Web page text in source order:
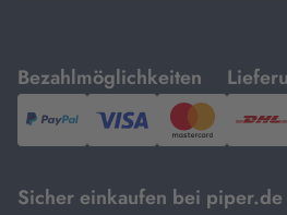
Bezahlmöglichkeiten
mit
PayPal,Visa
und
mit
Sicher einkaufen bei piper.de